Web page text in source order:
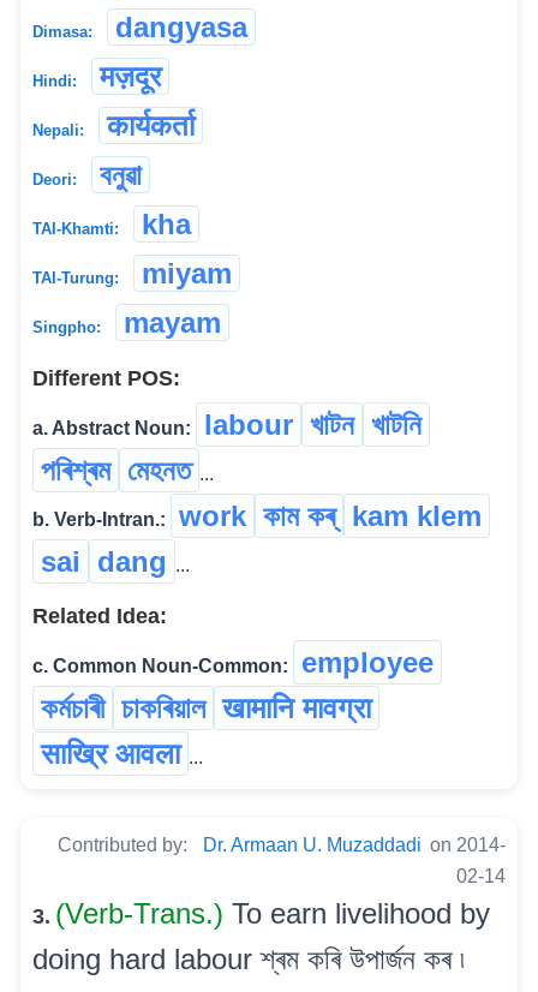
Dimasa: dangyasa
Hindi: मज़दूर
Nepali: कार्यकर्ता
Deori: বনুৱা
TAI-Khamti: kha
TAI-Turung: miyam
Singpho: mayam
Different POS:
a. Abstract Noun: labour খাটন খাটনি
পৰিশ্ৰম মেহনত ...
b. Verb-Intran.: work কাম কৰ্ kam klem
sai
dang ...
Related Idea:
c. Common Noun-Common:
employee
কৰ্মচাৰী চাকৰিয়াল खामानि मावग्रा
साख्रि आवला ...
Contributed by: Dr. Armaan U. Muzaddadi on 2014-
02-14
3. (Verb-Trans.) To earn livelihood by
doing hard labour শ্ৰম কৰি উপাৰ্জন কৰ ৷